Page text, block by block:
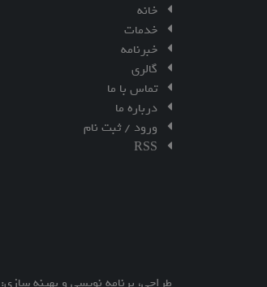
خانه
خدمات
خبرنامه
گالری
تماس با ما
درباره ما
ورود / ثبت نام
RSS
طراحی، برنامه نویسی و بهینه سازی: